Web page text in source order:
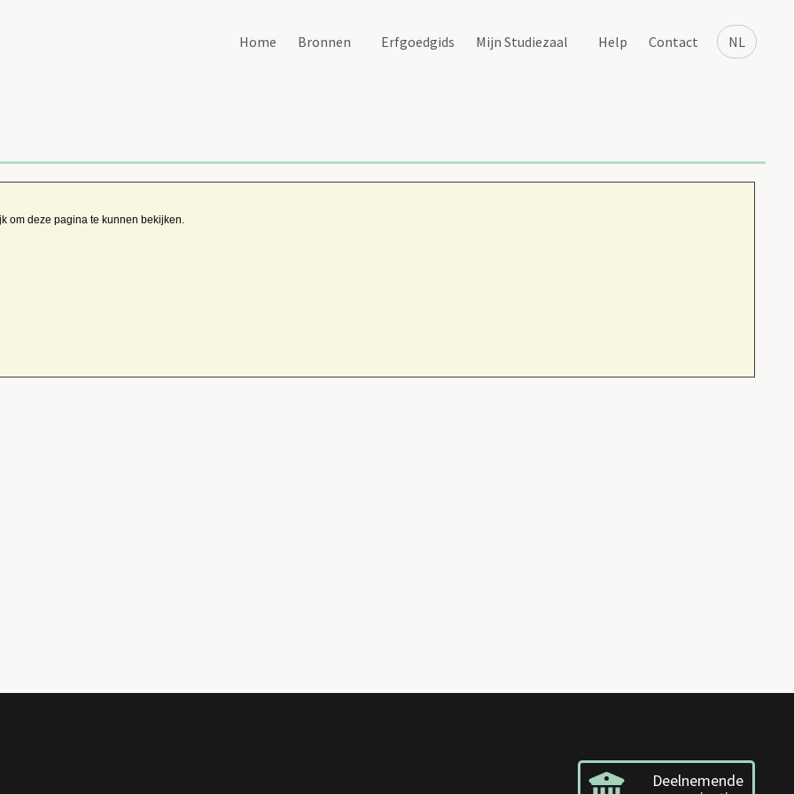
NL
Home Bronnen Erfgoedgids Mijn Studiezaal Help Contact
om deze pagina te kunnen bekijken.
Deelnemende